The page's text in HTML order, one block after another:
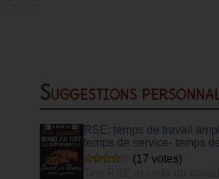
Suggestions
RSE: temps de travail
temps de service- temps
(17 votes)